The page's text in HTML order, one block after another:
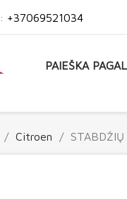
+37069521034
PAIEŠKA
Citroen STABDŽIŲ